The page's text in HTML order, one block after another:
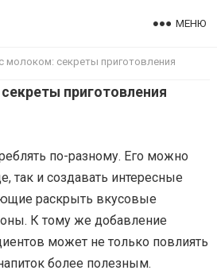
МЕНЮ
молоком: секреты приготовления
приготовления
по-разному. Его можно
так и создавать интересные
раскрыть вкусовые
К тому же добавление
может не только повлиять
более полезным.